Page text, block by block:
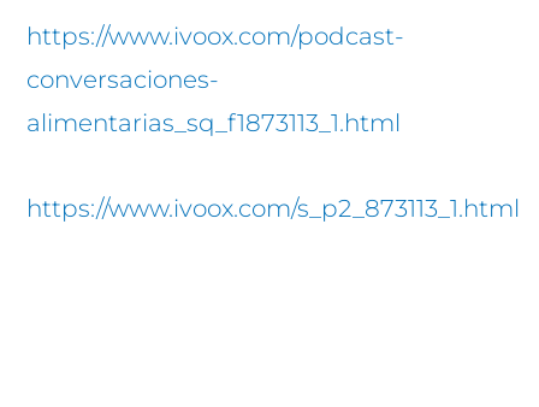
https://www.ivoox.com/podcast-
conversaciones-
alimentarias_sq_f1873113_1.html
https://www.ivoox.com/s_p2_873113_1.html